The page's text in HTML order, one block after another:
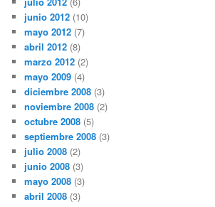
junio 2012 (10)
mayo 2012 (7)
abril 2012 (8)
marzo 2012 (2)
mayo 2009 (4)
diciembre 2008 (3)
noviembre 2008 (2)
octubre 2008 (5)
septiembre 2008 (3)
julio 2008 (2)
junio 2008 (3)
mayo 2008 (3)
abril 2008 (3)